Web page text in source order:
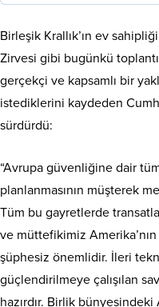
Birleşik Krallık’ın ev
Zirvesi gibi bugünkü
gerçekçi ve kapsamlı bir
istediklerini kaydeden
sürdürdü:
“Avrupa güvenliğine dair
planlanmasının müşterek
Tüm bu gayretlerde
ve müttefikimiz
şüphesiz önemlidir. İleri
güçlendirilmeye çalışılan
hazırdır. Birlik